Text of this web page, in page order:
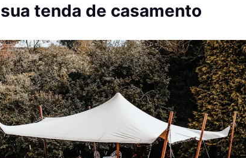
tenda de casamento